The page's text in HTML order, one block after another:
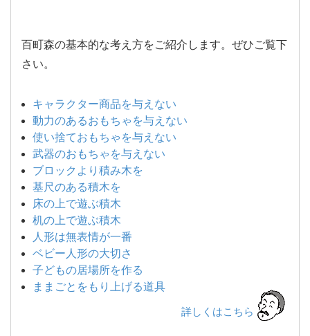
百町森の基本的な考え方をご紹介します。ぜひご覧下
さい。
キャラクター商品を与えない
動力のあるおもちゃを与えない
使い捨ておもちゃを与えない
武器のおもちゃを与えない
ブロックより積み木を
基尺のある積木を
床の上で遊ぶ積木
机の上で遊ぶ積木
人形は無表情が一番
ベビー人形の大切さ
子どもの居場所を作る
ままごとをもり上げる道具
詳しくはこちら